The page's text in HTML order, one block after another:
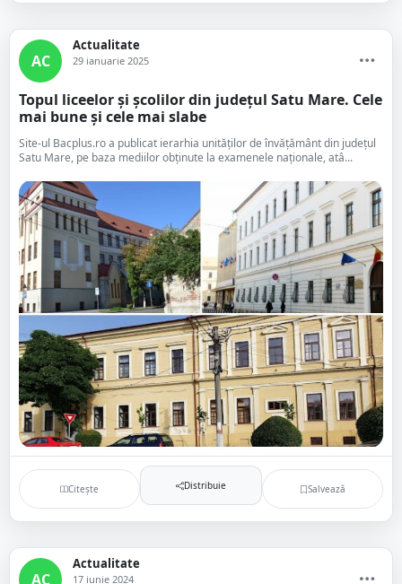
AC
Actualitate
29 ianuarie 2025
Topul liceelor și școlilor din județul Satu Mare. Cele
mai bune și cele mai slabe
Site-ul Bacplus.ro a publicat ierarhia unităților de învățământ din județul
Satu Mare, pe baza mediilor obținute la examenele naționale, atâ...
Citește Distribuie Salvează
AC
Actualitate
17 iunie 2024